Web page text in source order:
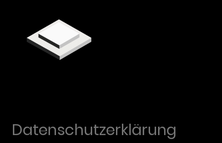
Datenschutzerklärung